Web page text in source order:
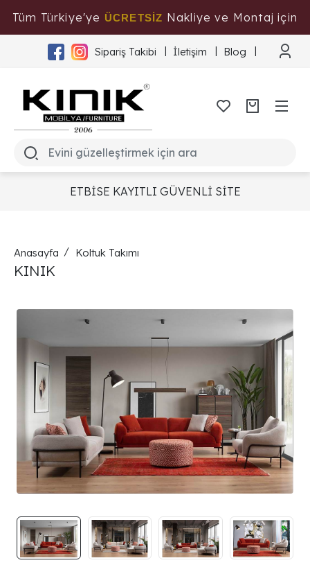
Tüm Türkiye'ye ÜCRETSİZ Nakliye ve Montaj için
Tıklayınız
Sipariş Takibi İletişim Blog
ETBİSE KAYITLI GÜVENLİ SİTE
Anasayfa Koltuk Takımı
KINIK